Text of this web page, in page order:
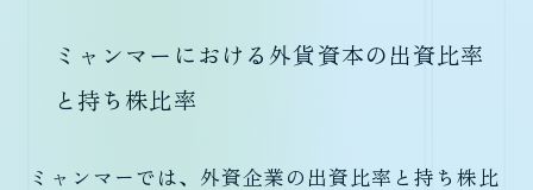
ミャンマーにおける外貨資本の出資比率
と持ち株比率
ミャンマーでは、外資企業の出資比率と持ち株比